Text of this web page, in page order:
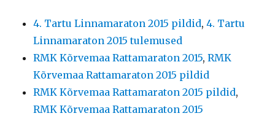
4. Tartu Linnamaraton 2015 pildid,4. Tartu
Linnamaraton 2015 tulemused
RMK Kõrvemaa Rattamaraton 2015,RMK
Kõrvemaa Rattamaraton 2015 pildid
RMK Kõrvemaa Rattamaraton 2015 pildid,
RMK Kõrvemaa Rattamaraton 2015